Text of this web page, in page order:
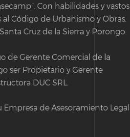
Con habilidades y vastos
Código de Urbanismo y Obras,
Cruz de la Sierra y Porongo.
de Gerente Comercial de la
ser Propietario y Gerente
DUC SRL.
de Asesoramiento Legal